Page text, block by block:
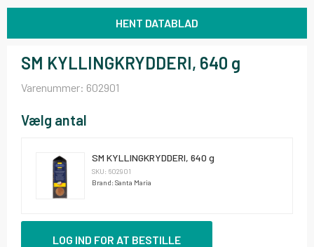
HENT DATABLAD
SM KYLLINGKRYDDERI, 640 g
Varenummer: 602901
Vælg antal
SM KYLLINGKRYDDERI, 640 g
SKU: 602901
Brand: Santa Maria
LOG IND FOR AT BESTILLE